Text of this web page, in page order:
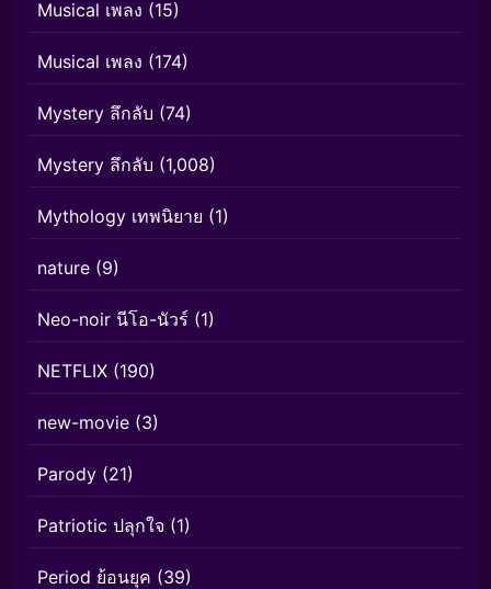
Musical เพลง (15)
Musical เพลง (174)
Mystery ลึกลับ (74)
Mystery ลึกลับ (1,008)
Mythology เทพนิยาย (1)
nature (9)
Neo-noir นีโอ-นัวร์ (1)
NETFLIX (190)
new-movie (3)
Parody (21)
Patriotic ปลุกใจ (1)
Period ย้อนยุค (39)